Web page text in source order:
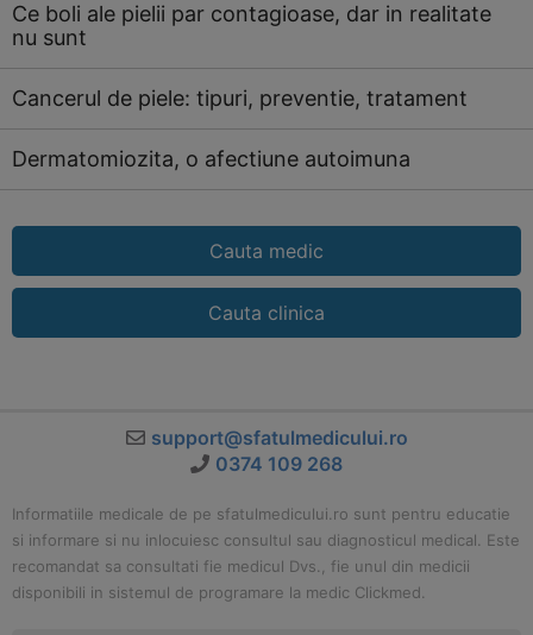
Ce boli ale pielii par contagioase, dar in realitate
nu sunt
Cancerul de piele: tipuri, preventie, tratament
Dermatomiozita, o afectiune autoimuna
Cauta medic
Cauta clinica
support@sfatulmedicului.ro
0374 109 268
Informatiile medicale de pe sfatulmedicului.ro sunt pentru educatie
si informare si nu inlocuiesc consultul sau diagnosticul medical. Este
recomandat sa consultati fie medicul Dvs., fie unul din medicii
disponibili in sistemul de programare la medic Clickmed.